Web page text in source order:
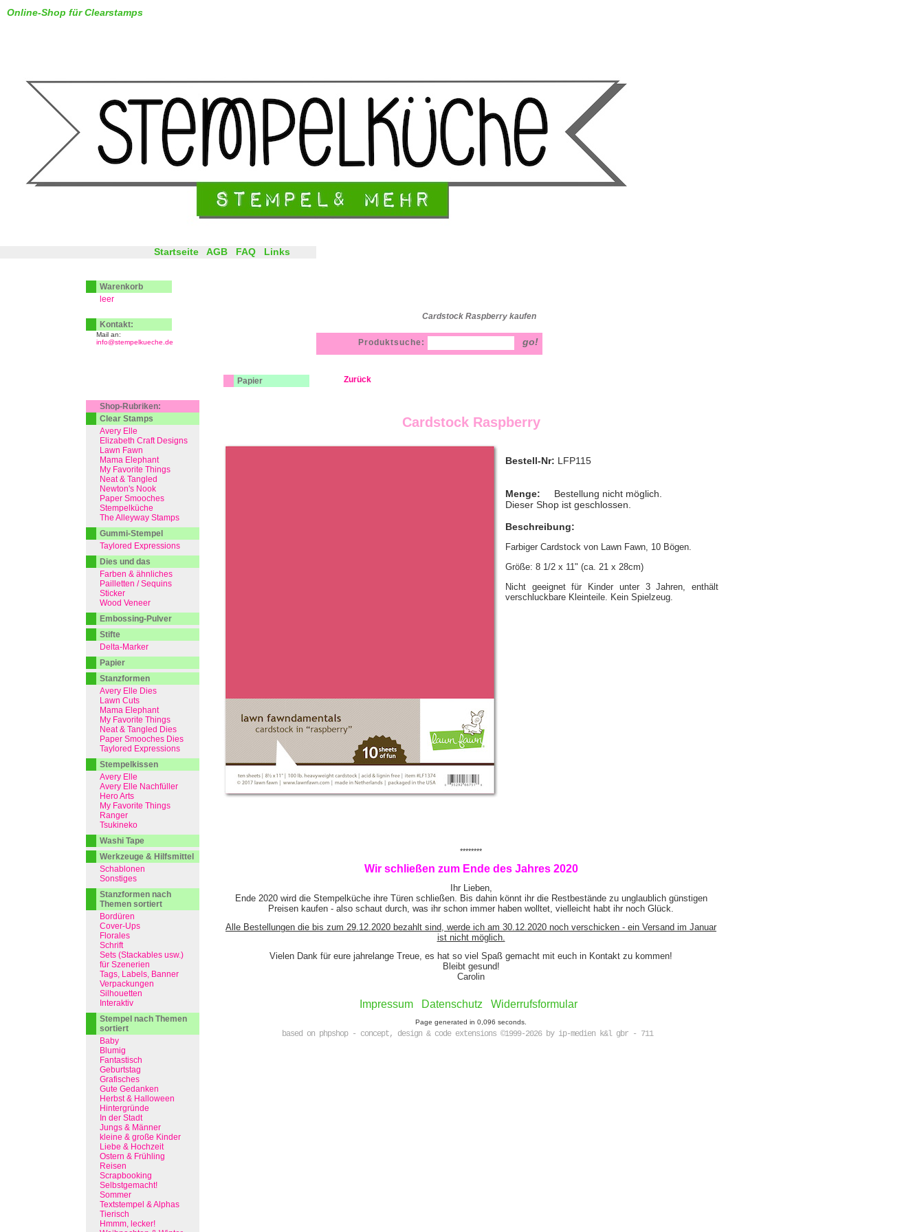
Cardstock Raspberry kaufen
Online-Shop für Clearstamps
Papier Zurück
Cardstock Raspberry
Bestell-Nr: LFP115
Menge:
Bestellung nicht möglich.
Dieser Shop ist geschlossen.
Beschreibung:
Farbiger Cardstock von Lawn Fawn, 10 Bögen.
Größe: 8 1/2 x 11" (ca. 21 x 28cm)
Nicht geeignet für Kinder unter 3 Jahren, enthält
verschluckbare Kleinteile. Kein Spielzeug.
********
Wir schließen zum Ende des Jahres 2020
Ihr Lieben,
Ende 2020 wird die Stempelküche ihre Türen schließen. Bis dahin könnt ihr die Restbestände zu unglaublich günstigen
Preisen kaufen - also schaut durch, was ihr schon immer haben wolltet, vielleicht habt ihr noch Glück.
Alle Bestellungen die bis zum 29.12.2020 bezahlt sind, werde ich am 30.12.2020 noch verschicken - ein Versand im Januar
ist nicht möglich.
Vielen Dank für eure jahrelange Treue, es hat so viel Spaß gemacht mit euch in Kontakt zu kommen!
Bleibt gesund!
Carolin
Impressum Datenschutz Widerrufsformular
Page generated in 0,096 seconds.
based on phpshop - concept, design & code extensions ©1999-2026 by ip-medien k&l gbr - 711
Startseite AGB FAQ Links
Produktsuche:
Warenkorb
leer
Kontakt:
Mail an:
info@stempelkueche.de
Shop-Rubriken:
Clear Stamps
Avery Elle
Elizabeth Craft Designs
Lawn Fawn
Mama Elephant
My Favorite Things
Neat & Tangled
Newton's Nook
Paper Smooches
Stempelküche
The Alleyway Stamps
Gummi-Stempel
Taylored Expressions
Dies und das
Farben & ähnliches
Pailletten / Sequins
Sticker
Wood Veneer
Embossing-Pulver
Stifte
Delta-Marker
Papier
Stanzformen
Avery Elle Dies
Lawn Cuts
Mama Elephant
My Favorite Things
Neat & Tangled Dies
Paper Smooches Dies
Taylored Expressions
Stempelkissen
Avery Elle
Avery Elle Nachfüller
Hero Arts
My Favorite Things
Ranger
Tsukineko
Washi Tape
Werkzeuge & Hilfsmittel
Schablonen
Sonstiges
Stanzformen nach
Themen sortiert
Bordüren
Cover-Ups
Florales
Schrift
Sets (Stackables usw.)
für Szenerien
Tags, Labels, Banner
Verpackungen
Silhouetten
Interaktiv
Stempel nach Themen
sortiert
Baby
Blumig
Fantastisch
Geburtstag
Grafisches
Gute Gedanken
Herbst & Halloween
Hintergründe
In der Stadt
Jungs & Männer
kleine & große Kinder
Liebe & Hochzeit
Ostern & Frühling
Reisen
Scrapbooking
Selbstgemacht!
Sommer
Textstempel & Alphas
Tierisch
Hmmm, lecker!